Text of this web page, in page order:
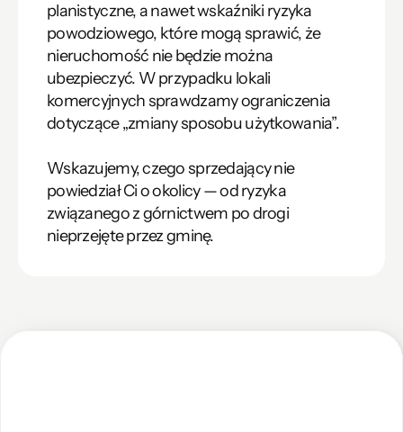
planistyczne, a nawet wskaźniki ryzyka
powodziowego, które mogą sprawić, że
nieruchomość nie będzie można
ubezpieczyć. W przypadku lokali
komercyjnych sprawdzamy ograniczenia
dotyczące „zmiany sposobu użytkowania”.
Wskazujemy, czego sprzedający nie
powiedział Ci o okolicy — od ryzyka
związanego z górnictwem po drogi
nieprzejęte przez gminę.